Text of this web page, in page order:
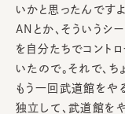
いかと思ったんです
ANとか、そういうシ
を自分たちでコント
いたので。それで、
もう一回武道館をや
独立して、武道館を